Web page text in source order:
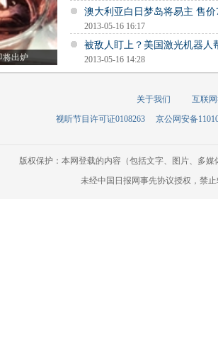
将出炉
澳大利亚白日梦岛将易主 售价
2013-05-16 16:17
被敌人盯上？美国激光机器人
2013-05-16 14:28
关于我们
互联
视听节目许可证0108263
京公网安备
版权保护：本网登载的内容（包括文字、图片、多
未经中国日报网事先协议授权，禁止